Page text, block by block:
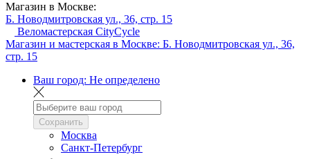
Магазин в Москве:
Б. Новодмитровская ул., 36, стр. 15
Веломастерская CityCycle
Магазин и мастерская в Москве: Б. Новодмитровская ул., 36,
стр. 15
Ваш город: Не определено
Сохранить
Москва
Санкт-Петербург